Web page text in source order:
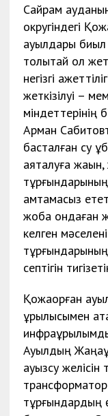
Сайрам
округіндегі
ауылдары биыл
толықтай қол
негізгі
жеткізілуі –
міндеттерінің
Арман
басталған су
аяқталуға
тұрғындарының
қамтамасыз
жоба ондаған
келген
септігін
Қожақорған
құрылысымен
Ауылдың
ауызсу
тұрғындардың